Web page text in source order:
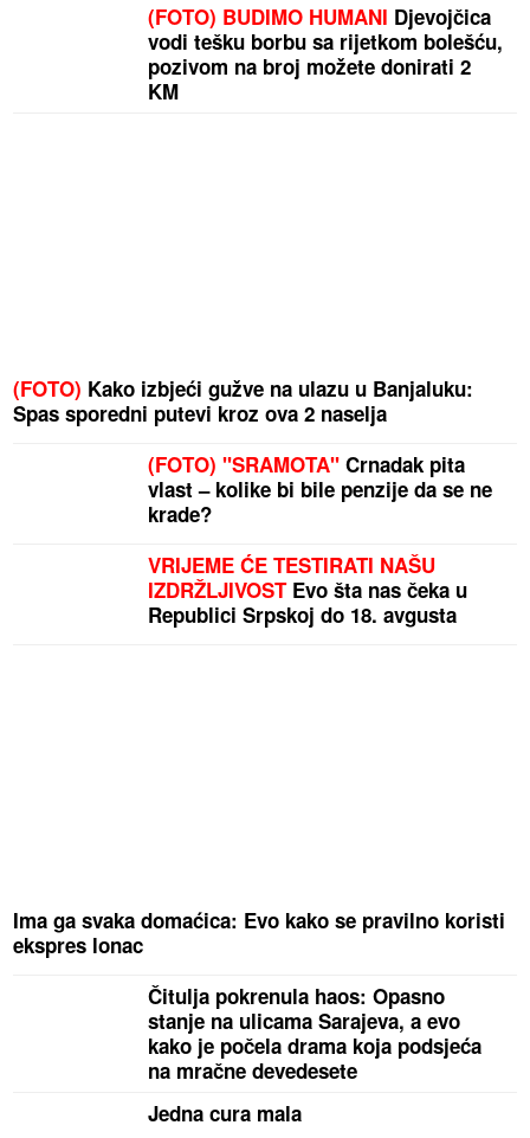
(FOTO) BUDIMO HUMANI Djevojčica
vodi tešku borbu sa rijetkom bolešću,
pozivom na broj možete donirati 2
KM
(FOTO) Kako izbjeći gužve na ulazu u Banjaluku:
Spas sporedni putevi kroz ova 2 naselja
(FOTO) "SRAMOTA" Crnadak pita
vlast – kolike bi bile penzije da se ne
krade?
VRIJEME ĆE TESTIRATI NAŠU
IZDRŽLJIVOSTEvo šta nas čeka u
Republici Srpskoj do 18. avgusta
Ima ga svaka domaćica: Evo kako se pravilno koristi
ekspres lonac
Čitulja pokrenula haos: Opasno
stanje na ulicama Sarajeva, a evo
kako je počela drama koja podsjeća
na mračne devedesete
Jedna cura mala